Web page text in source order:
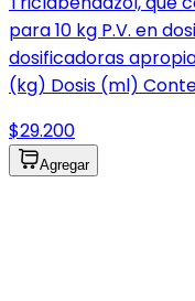
para 10 kg P.V. en
dosificadoras
(kg) Dosis (ml)
$29.200
Agregar